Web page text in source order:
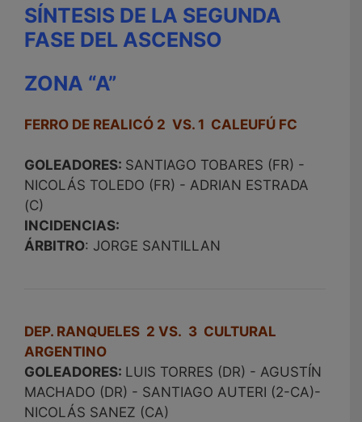
SÍNTESIS DE LA SEGUNDA
FASE DEL ASCENSO
ZONA “A”
FERRO DE REALICÓ 2 VS. 1 CALEUFÚ FC
GOLEADORES: SANTIAGO TOBARES (FR) -
NICOLÁS TOLEDO (FR) - ADRIAN ESTRADA
(C)
INCIDENCIAS:
ÁRBITRO: JORGE SANTILLAN
DEP. RANQUELES 2 VS. 3 CULTURAL
ARGENTINO
GOLEADORES: LUIS TORRES (DR) - AGUSTÍN
MACHADO (DR) - SANTIAGO AUTERI (2-CA)-
NICOLÁS SANEZ (CA)